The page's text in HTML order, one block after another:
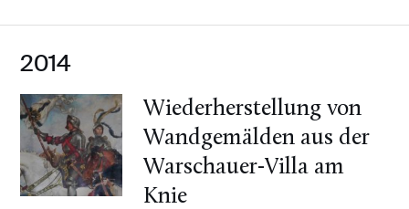
2014
Wiederherstellung von
Wandgemälden aus der
Warschauer-Villa am
Knie